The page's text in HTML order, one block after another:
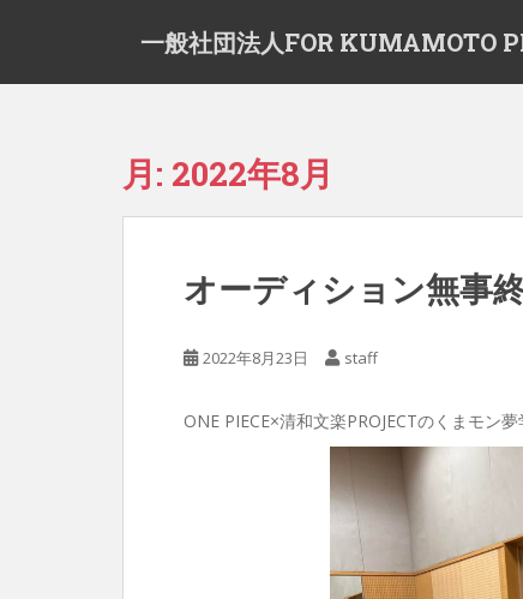
一般社団法人FOR KUMAMOTO
月: 2022年8月
オーディション無事
2022年8月23日 staff
ONE PIECE×清和文楽PROJECTのくまモン